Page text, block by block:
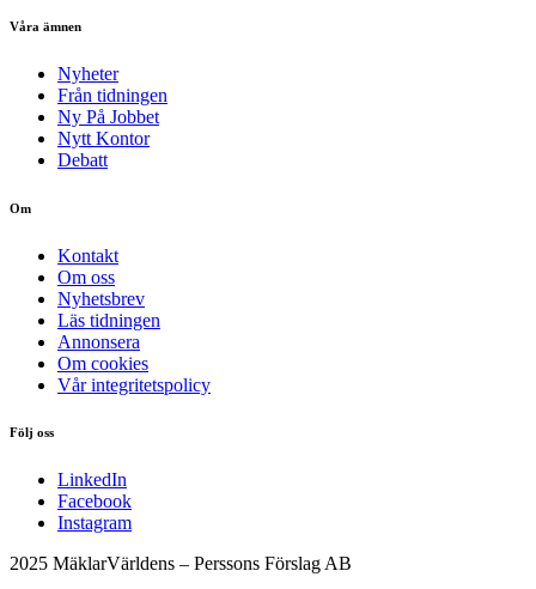
Våra ämnen
Nyheter
Från tidningen
Ny På Jobbet
Nytt Kontor
Debatt
Om
Kontakt
Om oss
Nyhetsbrev
Läs tidningen
Annonsera
Om cookies
Vår integritetspolicy
Följ oss
LinkedIn
Facebook
Instagram
2025 MäklarVärldens – Perssons Förslag AB